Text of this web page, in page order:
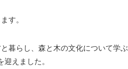
す。
暮らし、森と木の文化について学ぶ
えました。